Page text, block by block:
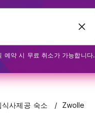
예약 시 무료 취소가 가능합니다.
사제공 숙소 Zwolle